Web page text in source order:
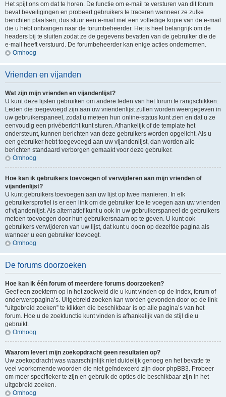
Het spijt ons om dat te horen. De functie om e-mail te versturen van dit forum
bevat beveiligingen en probeert gebruikers te traceren wanneer ze zulke
berichten plaatsen, dus stuur een e-mail met een volledige kopie van de e-mail
die u hebt ontvangen naar de forumbeheerder. Het is heel belangrijk om de
headers bij te sluiten zodat ze de gegevens bevatten van de gebruiker die de
e-mail heeft verstuurd. De forumbeheerder kan enige acties ondernemen.
Omhoog
Vrienden en vijanden
Wat zijn mijn vrienden en vijandenlijst?
U kunt deze lijsten gebruiken om andere leden van het forum te rangschikken.
Leden die toegevoegd zijn aan uw vriendenlijst zullen worden weergegeven in
uw gebruikerspaneel, zodat u meteen hun online-status kunt zien en dat u ze
eenvoudig een privébericht kunt sturen. Afhankelijk of de template het
ondersteunt, kunnen berichten van deze gebruikers worden opgelicht. Als u
een gebruiker hebt toegevoegd aan uw vijandenlijst, dan worden alle
berichten standaard verborgen gemaakt voor deze gebruiker.
Omhoog
Hoe kan ik gebruikers toevoegen of verwijderen aan mijn vrienden of
vijandenlijst?
U kunt gebruikers toevoegen aan uw lijst op twee manieren. In elk
gebruikersprofiel is er een link om de gebruiker toe te voegen aan uw vrienden
of vijandenlijst. Als alternatief kunt u ook in uw gebruikerspaneel de gebruikers
meteen toevoegen door hun gebruikersnaam op te geven. U kunt ook
gebruikers verwijderen van uw lijst, dat kunt u doen op dezelfde pagina als
wanneer u een gebruiker toevoegt.
Omhoog
De forums doorzoeken
Hoe kan ik één forum of meerdere forums doorzoeken?
Geef een zoekterm op in het zoekveld die u kunt vinden op de index, forum of
onderwerppagina’s. Uitgebreid zoeken kan worden gevonden door op de link
“uitgebreid zoeken” te klikken die beschikbaar is op alle pagina’s van het
forum. Hoe u de zoekfunctie kunt vinden is afhankelijk van de stijl die u
gebruikt.
Omhoog
Waarom levert mijn zoekopdracht geen resultaten op?
Uw zoekopdracht was waarschijnlijk niet duidelijk genoeg en het bevatte te
veel voorkomende woorden die niet geïndexeerd zijn door phpBB3. Probeer
om meer specifieker te zijn en gebruik de opties die beschikbaar zijn in het
uitgebreid zoeken.
Omhoog